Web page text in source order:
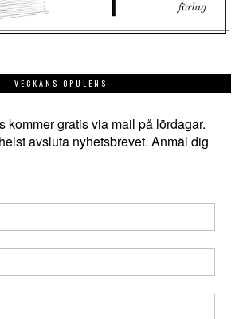
VECKANS OPULENS
kommer gratis via mail på lördagar.
avsluta nyhetsbrevet. Anmäl dig